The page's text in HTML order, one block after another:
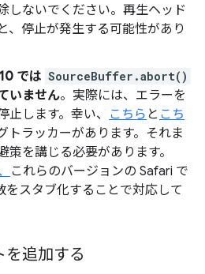
しないでください。再生ヘッド
、停止が発生する可能性があり
では SourceBuffer.abort()
いません。実際には、エラーを
止します。幸い、 こちら と こち
トラッカーがあります。それま
策を講じる必要があります。
これらのバージョンの Safari で
をスタブ化することで対応して
追加する